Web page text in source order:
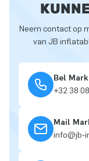
Neem contact op
van JB
Bel
+32 38
Mail
info@jb-